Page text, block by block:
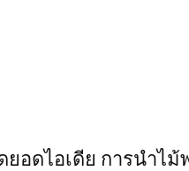
ยอดไอเดีย การนำไ